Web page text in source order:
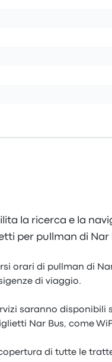
la ricerca e la
per pullman di Nar
orari di pullman di
di viaggio.
saranno disponibili
Nar Bus, come
di tutte le